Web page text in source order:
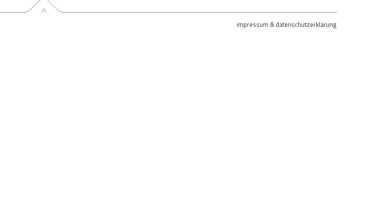
impressum & datenschutzerklärung